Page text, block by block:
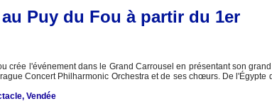
Puy du Fou à partir du 1er
crée l'événement dans le Grand Carrousel en présentant son
Concert Philharmonic Orchestra et de ses chœurs. De l'Égypte
,Vendée